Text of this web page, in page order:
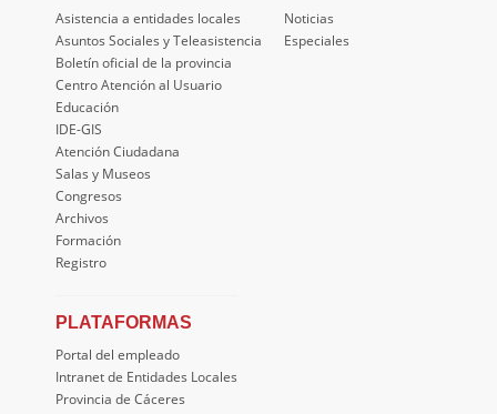
Asistencia a entidades locales
Asuntos Sociales y Teleasistencia
Boletín oficial de la provincia
Centro Atención al Usuario
Educación
IDE-GIS
Atención Ciudadana
Salas y Museos
Congresos
Archivos
Formación
Registro
Noticias
Especiales
PLATAFORMAS
Portal del empleado
Intranet de Entidades Locales
Provincia de Cáceres